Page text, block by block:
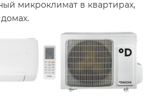
микроклимат в квартирах,